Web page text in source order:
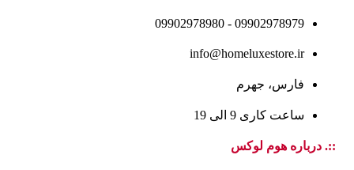
09902978979 - 09902978980
info@homeluxestore.ir
فارس، جهرم
ساعت کاری 9 الی 19
::. درباره هوم لوکس